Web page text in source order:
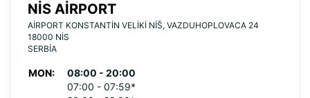
NIS AIRPORT
AIRPORT KONSTANTIN VELIKI NIŠ, VAZDUHOPLOVACA 24
18000 NIS
SERBIA
MON:
08:00 - 20:00
07:00 - 07:59*